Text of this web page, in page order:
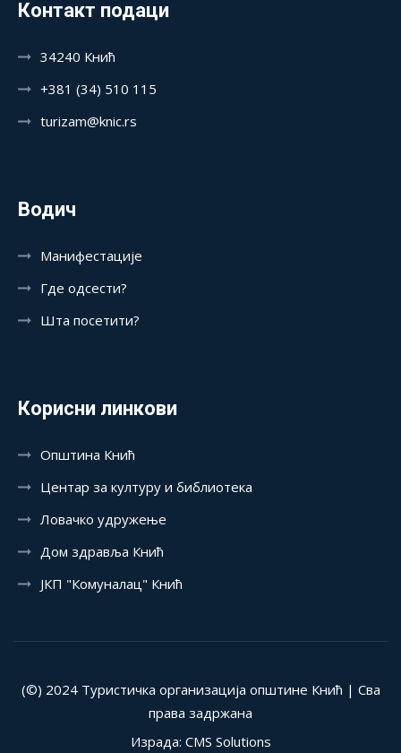
Контакт подаци
34240 Кнић
+381 (34) 510 115
turizam@knic.rs
Водич
Манифестације
Где одсести?
Шта посетити?
Корисни линкови
Општина Кнић
Центар за културу и библиотека
Ловачко удружење
Дом здравља Кнић
ЈКП "Комуналац" Кнић
(©) 2024 Туристичка организација општине Кнић | Сва
права задржана
Израда: CMS Solutions